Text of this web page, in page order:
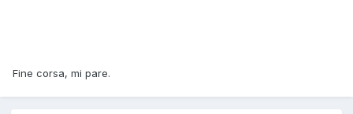
Fine corsa, mi pare.